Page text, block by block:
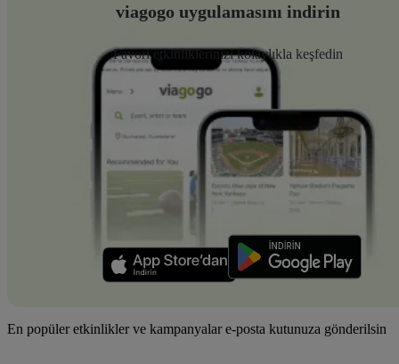
viagogo uygulamasını indirin
Favori etkinliklerinizi kolaylıkla keşfedin
En popüler etkinlikler ve kampanyalar e-posta kutunuza gönderilsin